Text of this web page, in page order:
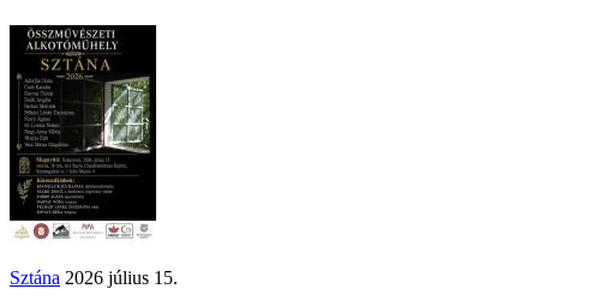
Sztána 2026 július 15.